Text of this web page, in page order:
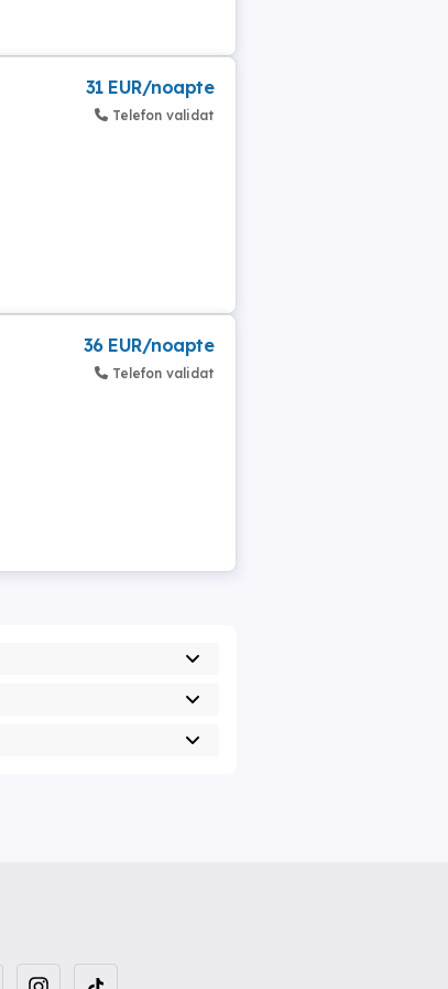
31 EUR/noapte
Telefon validat
36 EUR/noapte
Telefon validat